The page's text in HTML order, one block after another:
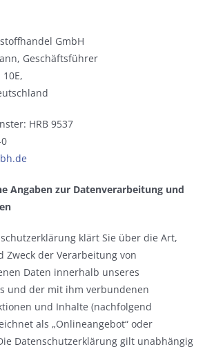
GmbH
Geschäftsführer
HRB 9537
Angaben zur Datenverarbeitung und
klärt Sie über die Art,
Zweck der Verarbeitung von
Daten innerhalb unseres
und der mit ihm verbundenen
und Inhalte (nachfolgend
als „Onlineangebot“ oder
Datenschutzerklärung gilt unabhängig